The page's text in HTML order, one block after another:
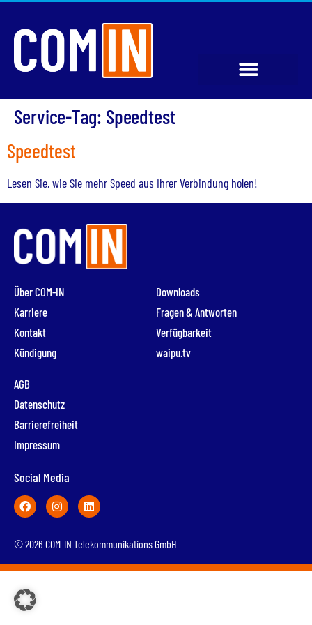
Service-Tag: Speedtest
Speedtest
Lesen Sie, wie Sie mehr Speed aus Ihrer Verbindung holen!
Über COM-IN
Karriere
Kontakt
Kündigung
Downloads
Fragen & Antworten
Verfügbarkeit
waipu.tv
AGB
Datenschutz
Barrierefreiheit
Impressum
Social Media
© 2026 COM-IN Telekommunikations GmbH